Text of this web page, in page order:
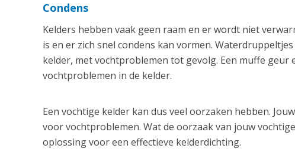
Condens
Kelders hebben vaak geen raam en er wordt niet
is en er zich snel condens kan vormen.
kelder, met vochtproblemen tot gevolg. Een muffe
vochtproblemen in de kelder.
Een vochtige kelder kan dus veel oorzaken hebben.
voor vochtproblemen. Wat de oorzaak van jouw
oplossing voor een effectieve kelderdichting.